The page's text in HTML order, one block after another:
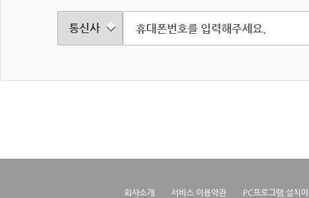
회사소개 서비스 이용약관 PC프로그램 설치